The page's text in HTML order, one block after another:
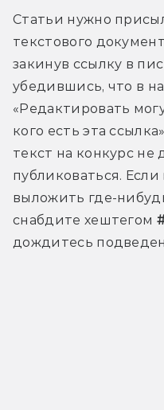
Статьи нужно
текстового
закинув ссылку в
убедившись, что в
«Редактировать
кого есть эта
текст на конкурс не
публиковаться. Если
выложить где-
снабдите хештегом
дождитесь